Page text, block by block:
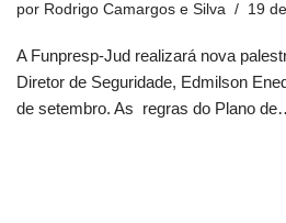
por Rodrigo Camargos e Silva 19
A Funpresp-Jud realizará nova
Diretor de Seguridade, Edmilson
de setembro. As regras do Plano